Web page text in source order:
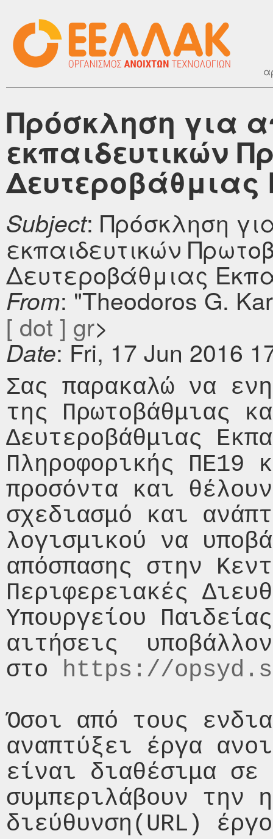
Πρόσκληση για
εκπαιδευτικών
Δευτεροβάθμιας
Subject: Πρόσκληση
εκπαιδευτικών
Δευτεροβάθμιας
From: "Theodoros G.
[ dot ] gr>
Date: Fri, 17 Jun 2016
Σας παρακαλώ να
της Πρωτοβάθμιας
Δευτεροβάθμιας
Πληροφορικής ΠΕ19
προσόντα και
σχεδιασμό και
λογισμικού να
απόσπασης στην
Περιφερειακές
Υπουργείου
αιτήσεις
στο https://
Όσοι από τους
αναπτύξει έργα
είναι διαθέσιμα σε
συμπεριλάβουν την
διεύθυνση(URL)